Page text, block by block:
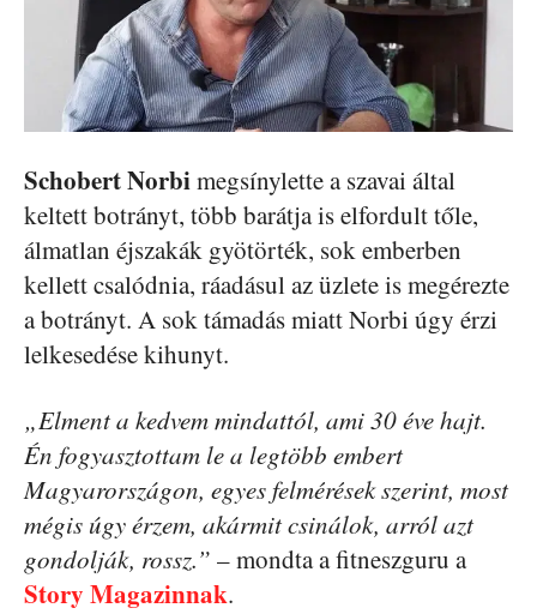
Schobert Norbimegsínylette a szavai által
keltett botrányt, több barátja is elfordult tőle,
álmatlan éjszakák gyötörték, sok emberben
kellett csalódnia, ráadásul az üzlete is megérezte
a botrányt. A sok támadás miatt Norbi úgy érzi
lelkesedése kihunyt.
„Elment a kedvem mindattól, ami 30 éve hajt.
Én fogyasztottam le a legtöbb embert
Magyarországon, egyes felmérések szerint, most
mégis úgy érzem, akármit csinálok, arról azt
gondolják, rossz.” – mondta a fitneszguru a
Story Magazinnak.